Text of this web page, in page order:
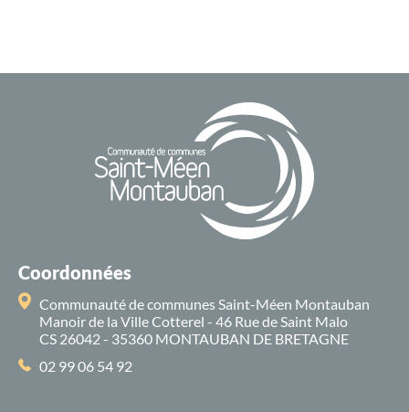
Coordonnées
Communauté de communes Saint-Méen Montauban
Manoir de la Ville Cotterel - 46 Rue de Saint Malo
CS 26042 - 35360 MONTAUBAN DE BRETAGNE
02 99 06 54 92